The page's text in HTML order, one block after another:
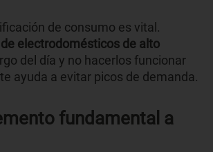
de consumo es vital.
electrodomésticos de alto
del día y no hacerlos funcionar
ayuda a evitar picos de demanda.
fundamental a